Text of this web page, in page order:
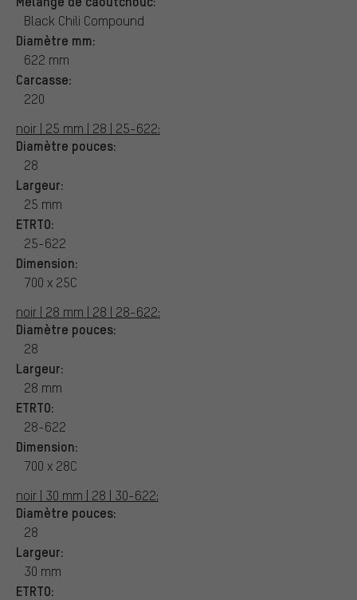
Black Chili Compound
Diamètre mm:
622 mm
Carcasse:
220
noir | 25 mm | 28 | 25-622:
Diamètre pouces:
28
Largeur:
25 mm
ETRTO:
25-622
Dimension:
700 x 25C
noir | 28 mm | 28 | 28-622:
Diamètre pouces:
28
Largeur:
28 mm
ETRTO:
28-622
Dimension:
700 x 28C
noir | 30 mm | 28 | 30-622:
Diamètre pouces:
28
Largeur:
30 mm
ETRTO: